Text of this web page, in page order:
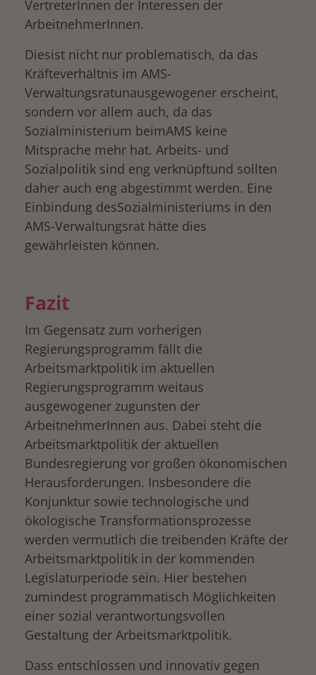
VertreterInnen der Interessen der
ArbeitnehmerInnen.
Diesist nicht nur problematisch, da das
Kräfteverhältnis im AMS-
Verwaltungsratunausgewogener erscheint,
sondern vor allem auch, da das
Sozialministerium beimAMS keine
Mitsprache mehr hat. Arbeits- und
Sozialpolitik sind eng verknüpftund sollten
daher auch eng abgestimmt werden. Eine
Einbindung desSozialministeriums in den
AMS-Verwaltungsrat hätte dies
gewährleisten können.
Fazit
Im Gegensatz zum vorherigen
Regierungsprogramm fällt die
Arbeitsmarktpolitik im aktuellen
Regierungsprogramm weitaus
ausgewogener zugunsten der
ArbeitnehmerInnen aus. Dabei steht die
Arbeitsmarktpolitik der aktuellen
Bundesregierung vor großen ökonomischen
Herausforderungen. Insbesondere die
Konjunktur sowie technologische und
ökologische Transformationsprozesse
werden vermutlich die treibenden Kräfte der
Arbeitsmarktpolitik in der kommenden
Legislaturperiode sein. Hier bestehen
zumindest programmatisch Möglichkeiten
einer sozial verantwortungsvollen
Gestaltung der Arbeitsmarktpolitik.
Dass entschlossen und innovativ gegen